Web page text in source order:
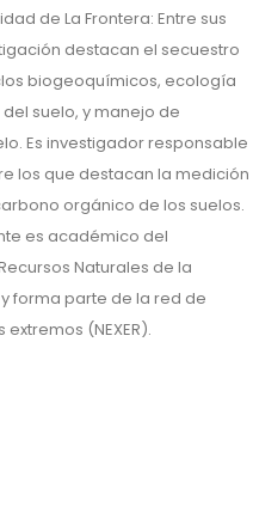
de La Frontera: Entre sus
destacan el secuestro
biogeoquímicos, ecología
suelo, y manejo de
Es investigador responsable
los que destacan la medición
orgánico de los suelos.
es académico del
Naturales de la
forma parte de la red de
(NEXER).